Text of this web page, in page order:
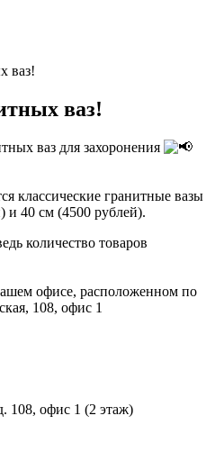
ваз!
ваз!
ваз для захоронения
классические гранитные вазы
и 40 см (4500 рублей).
количество товаров
офисе, расположенном по
108, офис 1
108, офис 1 (2 этаж)